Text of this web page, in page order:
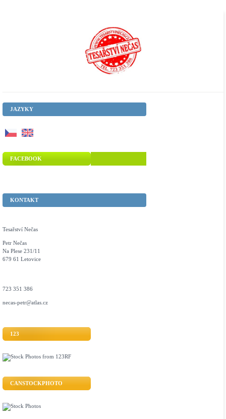
JAZYKY
FACEBOOK
KONTAKT
Tesařství Nečas
Petr Nečas
Na Plese 231/11
679 61 Letovice
723 351 386
necas-petr@atlas.cz
123
CANSTOCKPHOTO